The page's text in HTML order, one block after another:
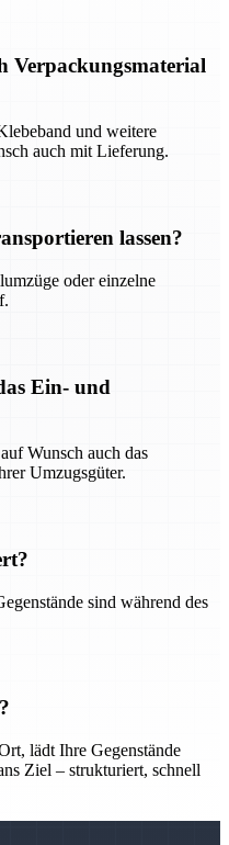
Verpackungsmaterial
und weitere
auch mit Lieferung.
lassen?
oder einzelne
Ein- und
Wunsch auch das
Umzugsgüter.
sind während des
lädt Ihre Gegenstände
Ziel – strukturiert, schnell